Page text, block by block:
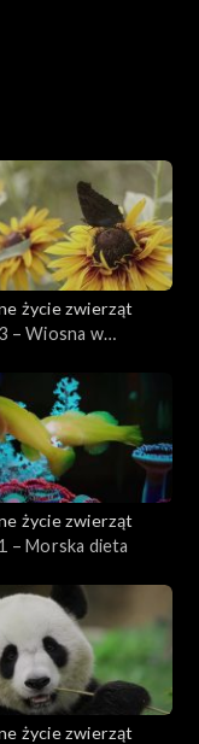
życie zwierząt
– Wiosna w
życie zwierząt
– Morska dieta
życie zwierząt